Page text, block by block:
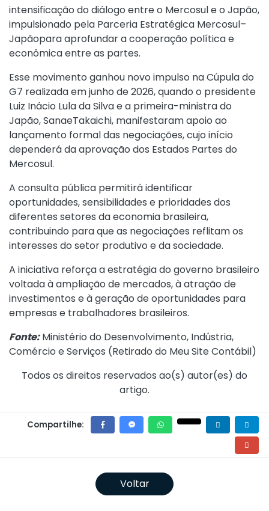
intensificação do diálogo entre o Mercosul e o Japão,
impulsionado pela Parceria Estratégica Mercosul–
Japãopara aprofundar a cooperação política e
econômica entre as partes.
Esse movimento ganhou novo impulso na Cúpula do
G7 realizada em junho de 2026, quando o presidente
Luiz Inácio Lula da Silva e a primeira-ministra do
Japão, SanaeTakaichi, manifestaram apoio ao
lançamento formal das negociações, cujo início
dependerá da aprovação dos Estados Partes do
Mercosul.
A consulta pública permitirá identificar
oportunidades, sensibilidades e prioridades dos
diferentes setores da economia brasileira,
contribuindo para que as negociações reflitam os
interesses do setor produtivo e da sociedade.
A iniciativa reforça a estratégia do governo brasileiro
voltada à ampliação de mercados, à atração de
investimentos e à geração de oportunidades para
empresas e trabalhadores brasileiros.
Fonte:Ministério do Desenvolvimento, Indústria,
Comércio e Serviços (Retirado do Meu Site Contábil)
Todos os direitos reservados ao(s) autor(es) do
artigo.
Compartilhe:
Voltar